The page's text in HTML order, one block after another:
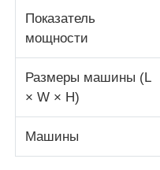
Показатель
мощности
Размеры машины (L
× W × H)
Машины